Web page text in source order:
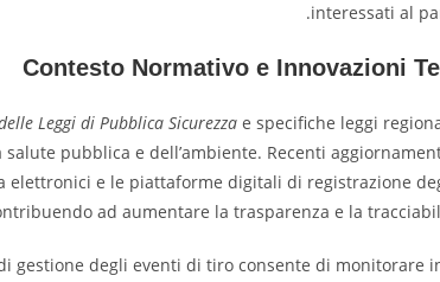
interessati al
Contesto Normativo e Innovazioni
Leggi di Pubblica Sicurezza e specifiche leggi
pubblica e dell’ambiente. Recenti
elettronici e le piattaforme digitali di registrazione
ad aumentare la trasparenza e la
gestione degli eventi di tiro consente di monitorare